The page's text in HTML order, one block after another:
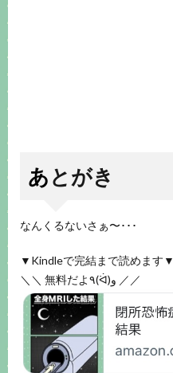
あとがき
なんくるないさぁ〜･･･
▼Kindleで完結まで読めます▼
＼＼ 無料だよ٩(ᐛ)و ／／